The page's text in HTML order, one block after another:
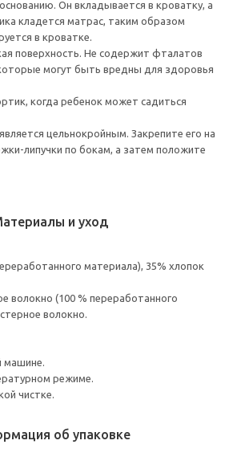
Он вкладывается в кроватку, а
кладется матрас, таким образом
в кроватке.
поверхность. Не содержит фталатов
могут быть вредны для здоровья
когда ребенок может садиться
цельнокройным. Закрепите его на
липучки по бокам, а затем положите
и уход
материала), 35% хлопок
волокно (100 % переработанного
волокно.
машине.
режиме.
чистке.
об упаковке